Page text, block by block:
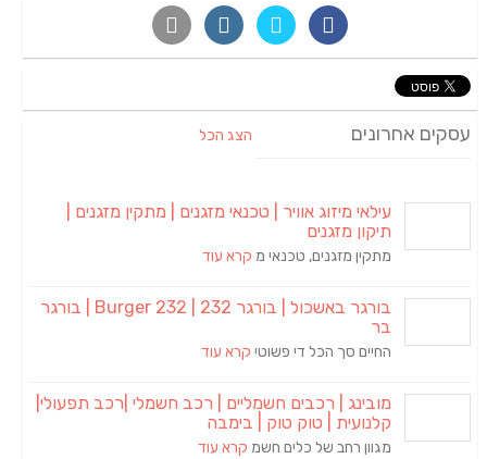
עסקים אחרונים הצג הכל
עילאי מיזוג אוויר | טכנאי מזגנים | מתקין מזגנים |
תיקון מזגנים
מתקין מזגנים, טכנאי מ קרא עוד
בורגר באשכול | בורגר 232 | Burger 232 | בורגר
בר
החיים סך הכל די פשוטי קרא עוד
מובינג | רכבים חשמליים | רכב חשמלי |רכב תפעולי|
קלנועית | טוק טוק | בימבה
מגוון רחב של כלים חשמ קרא עוד